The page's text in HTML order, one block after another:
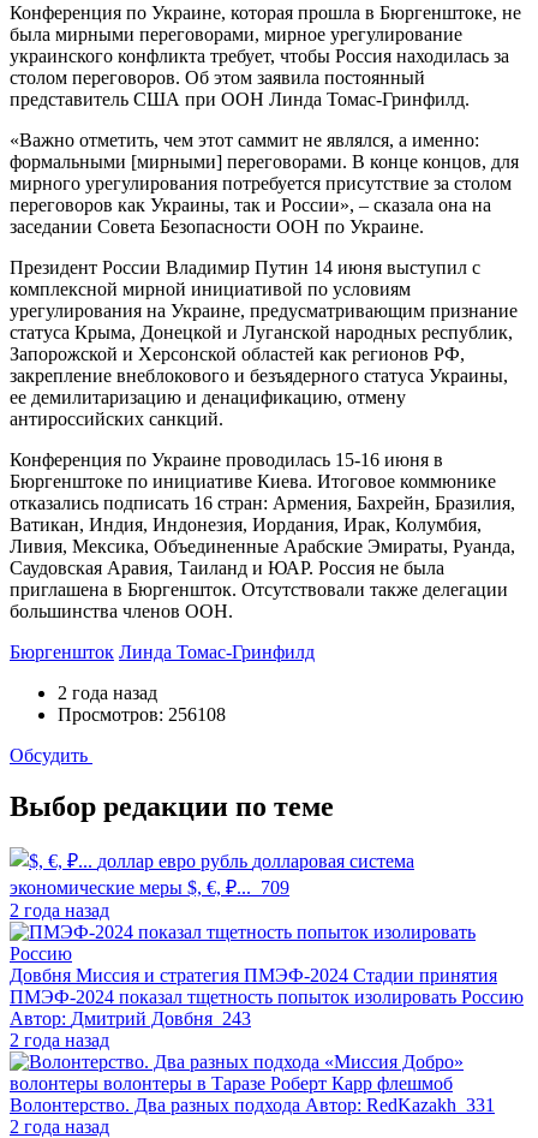
Конференция по Украине, которая прошла в Бюргенштоке, не
была мирными переговорами, мирное урегулирование
украинского конфликта требует, чтобы Россия находилась за
столом переговоров. Об этом заявила постоянный
представитель США при ООН Линда Томас-Гринфилд.
«Важно отметить, чем этот саммит не являлся, а именно:
формальными [мирными] переговорами. В конце концов, для
мирного урегулирования потребуется присутствие за столом
переговоров как Украины, так и России», – сказала она на
заседании Совета Безопасности ООН по Украине.
Президент России Владимир Путин 14 июня выступил с
комплексной мирной инициативой по условиям
урегулирования на Украине, предусматривающим признание
статуса Крыма, Донецкой и Луганской народных республик,
Запорожской и Херсонской областей как регионов РФ,
закрепление внеблокового и безъядерного статуса Украины,
ее демилитаризацию и денацификацию, отмену
антироссийских санкций.
Конференция по Украине проводилась 15-16 июня в
Бюргенштоке по инициативе Киева. Итоговое коммюнике
отказались подписать 16 стран: Армения, Бахрейн, Бразилия,
Ватикан, Индия, Индонезия, Иордания, Ирак, Колумбия,
Ливия, Мексика, Объединенные Арабские Эмираты, Руанда,
Саудовская Аравия, Таиланд и ЮАР. Россия не была
приглашена в Бюргеншток. Отсутствовали также делегации
большинства членов ООН.
Бюргеншток Линда Томас-Гринфилд
2 года назад
Просмотров: 256108
Обсудить
Выбор редакции по теме
доллар евро рубль долларовая система
экономические меры $, €, ₽... 709
2 года назад
Довбня Миссия и стратегия ПМЭФ-2024 Стадии принятия
ПМЭФ-2024 показал тщетность попыток изолировать Россию
Автор: Дмитрий Довбня 243
2 года назад
«Миссия Добро»
волонтеры волонтеры в Таразе Роберт Карр флешмоб
Волонтерство. Два разных подхода Автор: RedKazakh 331
2 года назад